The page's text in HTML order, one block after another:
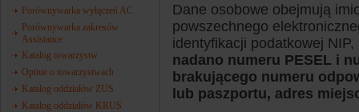
Porównywarka wyłączeń AC
Porównywarka zakresów
Assistance
Katalog towarzystw
Opinie o towarzystwach
Katalog oddziałów ZUS
Katalog oddziałów KRUS
Dane osobowe obejmują
powszechnego
identyfikacji podatkowej
nadano numeru PESEL i
brakującego numeru
lub paszportu, adres